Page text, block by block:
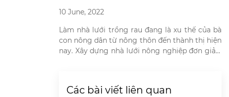
10 June, 2022
Làm nhà lưới trồng rau đang là xu thế của bà
con nông dân từ nông thôn đến thành thị hiện
nay. Xây dựng nhà lưới nông nghiệp đơn giản,
Các bài viết liên quan